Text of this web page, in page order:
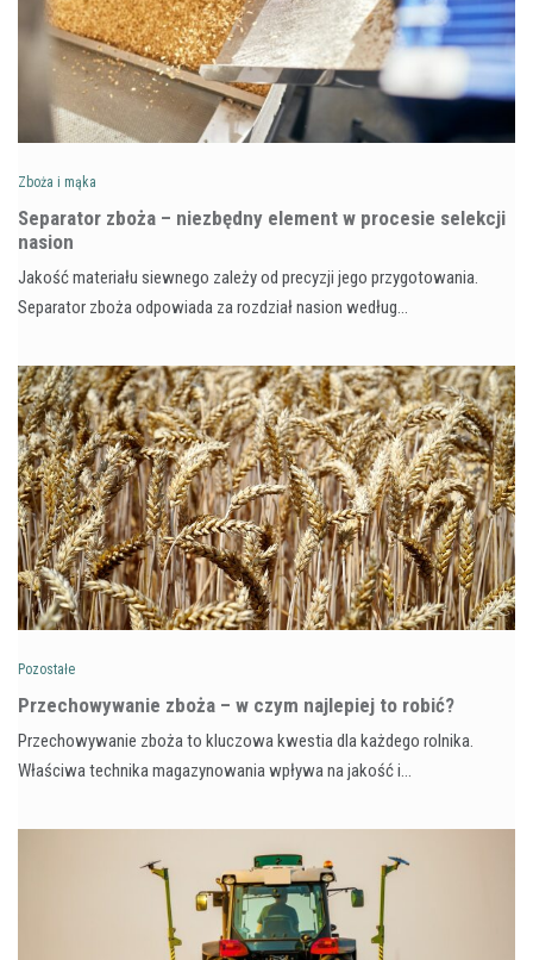
Zboża i mąka
Separator zboża – niezbędny element w procesie selekcji
nasion
Jakość materiału siewnego zależy od precyzji jego przygotowania.
Separator zboża odpowiada za rozdział nasion według…
Pozostałe
Przechowywanie zboża – w czym najlepiej to robić?
Przechowywanie zboża to kluczowa kwestia dla każdego rolnika.
Właściwa technika magazynowania wpływa na jakość i…